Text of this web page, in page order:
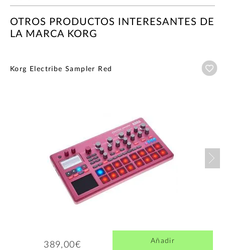
OTROS PRODUCTOS INTERESANTES DE
LA MARCA KORG
Korg Electribe Sampler Red
389,00€ Añadir